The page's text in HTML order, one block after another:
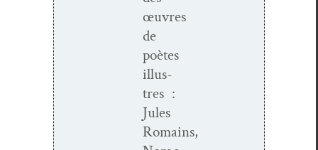
œuvres
de
poètes
illus­
tres :
Jules
Romains,